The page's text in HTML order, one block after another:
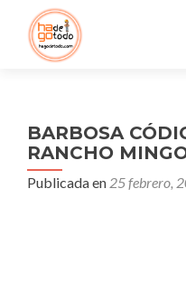
BARBOSA
RANCHO
Publicada en 25 febrero,